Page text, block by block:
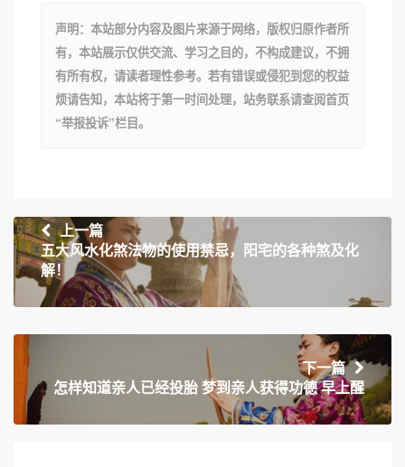
声明：本站部分内容及图片来源于网络，版权归原作者所
有，本站展示仅供交流、学习之目的，不构成建议，不拥
有所有权，请读者理性参考。若有错误或侵犯到您的权益
烦请告知，本站将于第一时间处理，站务联系请查阅首页
“举报投诉”栏目。
上一篇
五大风水化煞法物的使用禁忌，阳宅的各种煞及化
解！
下一篇
怎样知道亲人已经投胎 梦到亲人获得功德 早上醒